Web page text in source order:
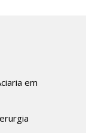
em